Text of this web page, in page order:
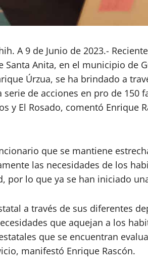
A 9 de Junio de 2023.-
Santa Anita, en el municipio de
Úrzua, se ha brindado a
serie de acciones en pro de 150
y El Rosado, comentó Enrique
que se mantiene
las necesidades de los
por lo que ya se han iniciado
a través de sus diferentes
que aquejan a los
que se encuentran
manifestó Enrique Rascón.